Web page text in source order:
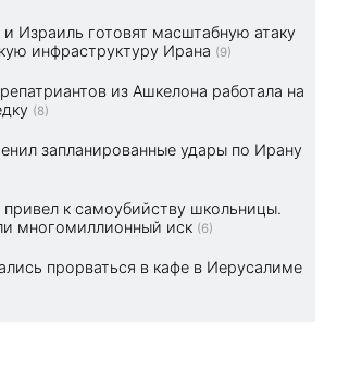
Израиль готовят масштабную атаку
инфраструктуру Ирана (9)
из Ашкелона работала на
(8)
запланированные удары по Ирану
к самоубийству школьницы.
многомиллионный иск (6)
прорваться в кафе в Иерусалиме